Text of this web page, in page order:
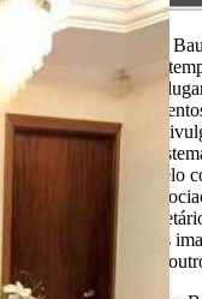
Aqui, no Portal Casa
locação e aluguel de
corretores em um só
praia ou sítio para
Casa Bauru apenas
usuários como um
responsabilizamos pelo
envolvimento na
imobiliária ou
anunciadas. Algumas
Itens de decoração e